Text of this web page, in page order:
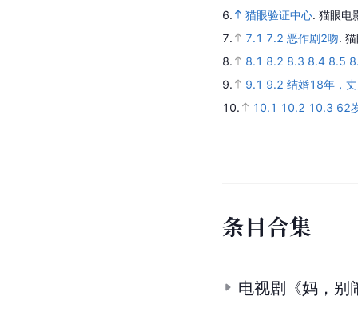
6.
猫眼验证中心. 猫眼电
7.
7.1 7.2 恶作剧2吻.
8.
8.1 8.2 8.3 8.4 8.5
9.
9.1 9.2 结婚18年，
10.
10.1 10.2 10.3 62
条目合集
电视剧《妈，别